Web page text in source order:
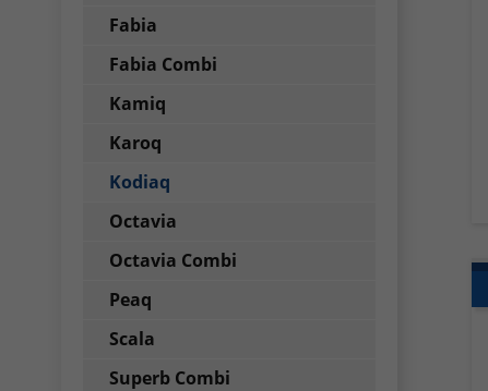
Fabia
Fabia Combi
Kamiq
Karoq
Kodiaq
Octavia
Octavia Combi
Peaq
Scala
Superb Combi